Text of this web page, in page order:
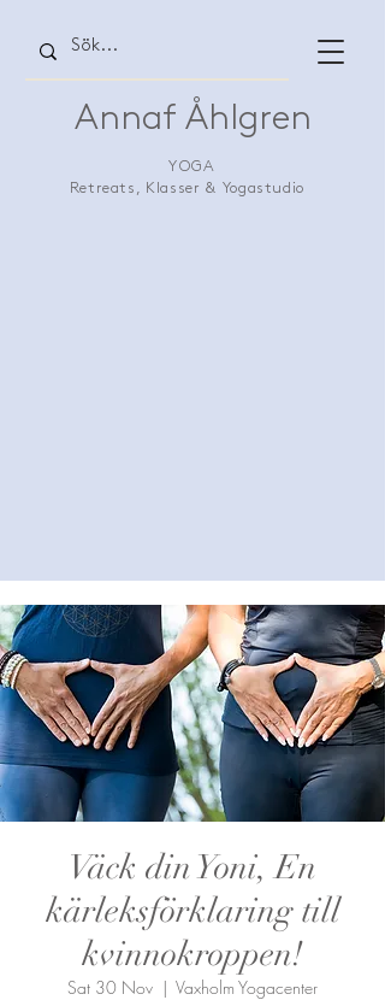
Annaf Åhlgren
YOGA
Retreats, Klasser & Yogastudio
Väck din Yoni, En
kärleksförklaring till
kvinnokroppen!
Sat 30 Nov
  |
Vaxholm Yogacenter